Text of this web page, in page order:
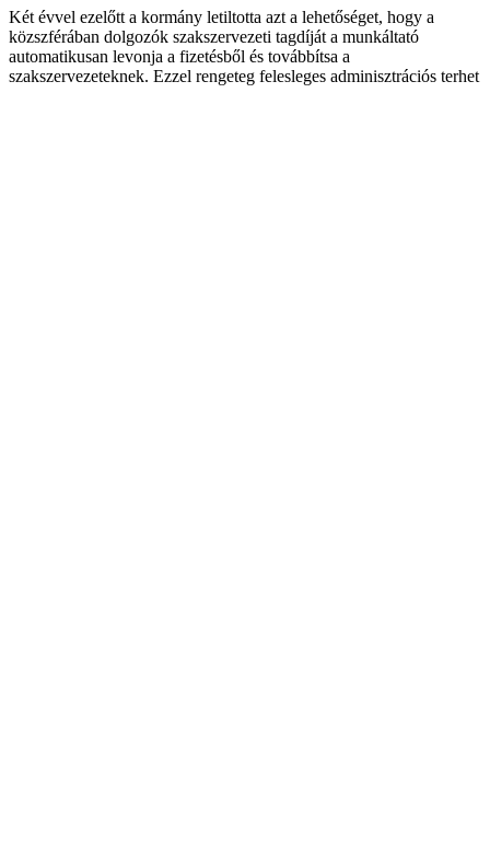
Két évvel ezelőtt a kormány letiltotta azt a lehetőséget, hogy a
közszférában dolgozók szakszervezeti tagdíját a munkáltató
automatikusan levonja a fizetésből és továbbítsa a
szakszervezeteknek. Ezzel rengeteg felesleges adminisztrációs terhet